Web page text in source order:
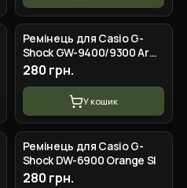
Ремінець для Casio G-
Shock GW-9400/9300 Army
Green SI
280 грн.
У кошик
Ремінець для Casio G-
Shock DW-6900 Orange SI
280 грн.